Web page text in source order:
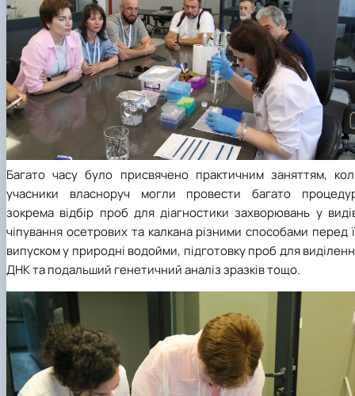
Багато часу було присвячено практичним заняттям,
учасники власноруч могли провести багато
зокрема відбір проб для діагностики захворювань у
чіпування осетрових та калкана різними способами перед
випуском у природні водойми, підготовку проб для
ДНК та подальший генетичний аналіз зразків тощо.